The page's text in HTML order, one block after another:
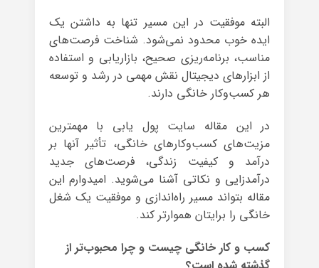
البته موفقیت در این مسیر تنها به داشتن یک
ایده خوب محدود نمی‌شود. شناخت فرصت‌های
مناسب، برنامه‌ریزی صحیح، بازاریابی و استفاده
از ابزارهای دیجیتال نقش مهمی در رشد و توسعه
هر کسب‌وکار خانگی دارند.
در این مقاله سایت پول یابی با مهمترین
مزیت‌های کسب‌وکارهای خانگی، تأثیر آنها بر
درآمد و کیفیت زندگی، فرصت‌های جدید
درآمدزایی و نکاتی آشنا می‌شوید. امیدوارم این
مقاله بتواند مسیر راه‌اندازی و موفقیت یک شغل
خانگی را برایتان هموارتر کند.
کسب و کار خانگی چیست و چرا محبوب‌تر از